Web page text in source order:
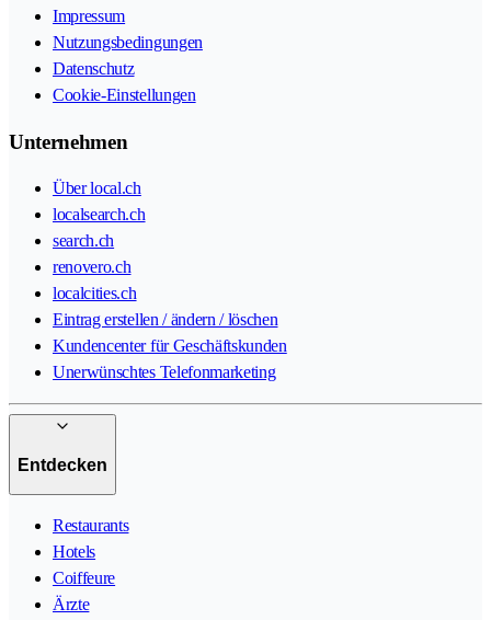
Impressum
Nutzungsbedingungen
Datenschutz
Cookie-Einstellungen
Unternehmen
Über local.ch
localsearch.ch
search.ch
renovero.ch
localcities.ch
Eintrag erstellen / ändern / löschen
Kundencenter für Geschäftskunden
Unerwünschtes Telefonmarketing
Entdecken
Restaurants
Hotels
Coiffeure
Ärzte